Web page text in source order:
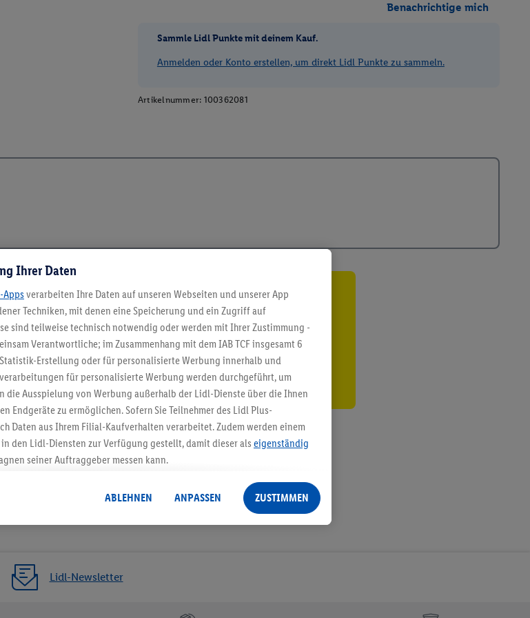
Benachrichtige mich
Sammle Lidl Punkte mit deinem Kauf.
Anmelden oder Konto erstellen, um direkt Lidl Punkte zu sammeln.
Artikelnummer: 100362081
5.95 € Versand sparen³²ᵃ
Jetzt zum Newsletter anmelden
Gutschein sichern!
Lidl-Newsletter
Ihrer Daten
verarbeiten Ihre Daten auf unseren Webseiten und unserer App
Techniken, mit denen eine Speicherung und ein Zugriff auf
sind teilweise technisch notwendig oder werden mit Ihrer Zustimmung -
Verantwortliche; im Zusammenhang mit dem IAB TCF insgesamt 6
Erstellung oder für personalisierte Werbung innerhalb und
für personalisierte Werbung werden durchgeführt, um
die Ausspielung von Werbung außerhalb der Lidl-Dienste über die Ihnen
Endgeräte zu ermöglichen. Sofern Sie Teilnehmer des Lidl Plus-
Daten aus Ihrem Filial-Kaufverhalten verarbeitet. Zudem werden einem
den Lidl-Diensten zur Verfügung gestellt, damit dieser als eigenständig
seiner Auftraggeber messen kann.
von Daten (z.B. über Ihre Nutzung der Lidl-Dienste, Ihr
aus Ihrem Kundenkonto - z.B. Alter oder Geschlecht - sowie Ihre
Endgeräte und Lidl-Dienste hinweg einschließlich dem Speichern von
zur Entwicklung von Angeboten sowie zur technischen
ABLEHNEN ANPASSEN ZUSTIMMEN